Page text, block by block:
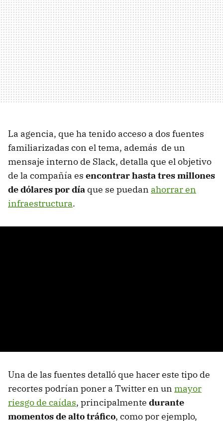
La agencia, que ha tenido acceso a dos fuentes
familiarizadas con el tema, además de un
mensaje interno de Slack, detalla que el objetivo
de la compañía es encontrar hasta tres millones
de dólares por día que se puedan ahorrar en
infraestructura.
Una de las fuentes detalló que hacer este tipo de
recortes podrían poner a Twitter en un mayor
riesgo de caídas, principalmente durante
momentos de alto tráfico, como por ejemplo,